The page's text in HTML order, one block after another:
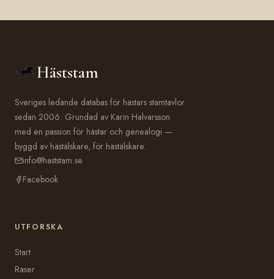
Häststam
Sveriges ledande databas för hästars stamtavlor
sedan 2006. Grundad av Karin Halvarsson
med en passion för hästar och genealogi —
byggd av hästälskare, för hästälskare.
info@haststam.se
Facebook
UTFORSKA
Start
Raser